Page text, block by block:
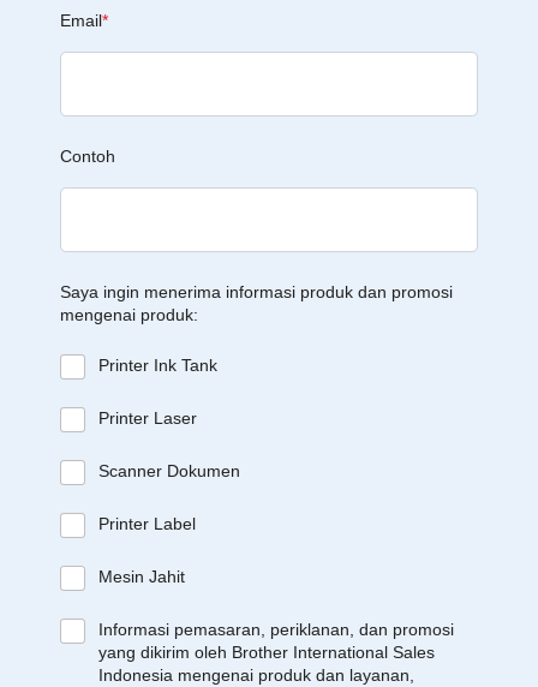
Email*
Contoh
Saya ingin menerima informasi produk dan promosi
mengenai produk:
Printer Ink Tank
Printer Laser
Scanner Dokumen
Printer Label
Mesin Jahit
Informasi pemasaran, periklanan, dan promosi
yang dikirim oleh Brother International Sales
Indonesia mengenai produk dan layanan,